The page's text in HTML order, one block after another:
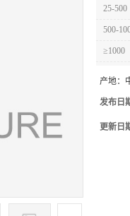
25-500
500-
≥1000
产地：
发布日
更新日